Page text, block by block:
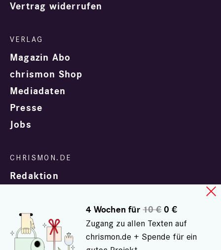
Vertrag widerrufen
Magazin Abo
chrismon Shop
Mediadaten
Presse
Jobs
Redaktion
4 Wochen für10 €0 €
Zugang zu allen Texten auf
chrismon.de + Spende für ein